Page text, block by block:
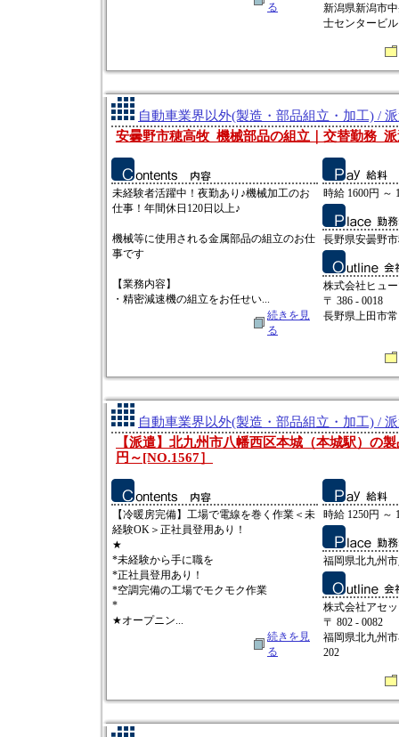
る
新潟県新潟市
士センタービ
自動車業界以外(製造・部品組立・加工) /
安曇野市穂高牧_機械部品の組立｜交替勤務_
未経験者活躍中！夜勤あり♪機械加工のお
仕事！年間休日120日以上♪
機械等に使用される金属部品の組立のお仕
事です
【業務内容】
・精密減速機の組立をお任せい...
続きを見
る
時給 1600円 ～
長野県安曇野
株式会社ヒュ
〒 386 - 0018
長野県上田市
自動車業界以外(製造・部品組立・加工) /
【派遣】北九州市八幡西区本城（本城駅）の
円～[NO.1567］
【冷暖房完備】工場で電線を巻く作業＜未
経験OK＞正社員登用あり！
★
*未経験から手に職を
*正社員登用あり！
*空調完備の工場でモクモク作業
*
★オープニン...
続きを見
る
時給 1250円 ～
福岡県北九州
株式会社アセ
〒 802 - 0082
福岡県北九州
202